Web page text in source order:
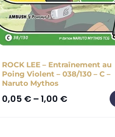
ROCK LEE – Entraînement au
Poing Violent – 038/130 – C –
Naruto Mythos
0,05 €– 1,00 €